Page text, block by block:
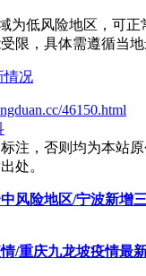
为低风险地区，可
限，具体需遵循当地
情况
46150.html
注，否则均为本站
处。
风险地区/宁波新增
/重庆九龙坡疫情最